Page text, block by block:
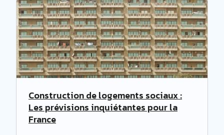
Construction de logements sociaux :
Les prévisions inquiétantes pour la
France